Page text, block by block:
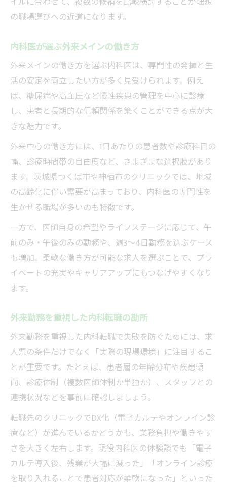
の職場選びへの近道になります。
内科医が選ぶ外来メインの働き方
外来メインの働き方を選ぶ内科医は、専門性の発揮と生
活の安定を両立したい方が多く見受けられます。例え
ば、糖尿病や高血圧など慢性疾患の管理を中心に診療
し、患者と長期的な信頼関係を築くことができる点が大
きな魅力です。
外来中心の働き方には、1日あたりの患者数や診療科目の
幅、診療時間帯の自由度など、さまざまな選択肢があり
ます。茨城県つくば市や神栖市のクリニックでは、地域
の高齢化に伴い需要が高まっており、内科医の専門性を
生かせる職場が多いのも特徴です。
一方で、医師自身の希望やライフステージに応じて、午
前のみ・午後のみの勤務や、週3〜4日勤務を選ぶケース
も増加。柔軟な働き方が可能な求人を選ぶことで、プラ
イベートの充実やキャリアアップにもつなげやすくなり
ます。
外来勤務を重視した内科転職の勘所
外来勤務を重視した内科転職で失敗を防ぐためには、求
人票の条件だけでなく「実際の現場環境」に注目するこ
とが重要です。たとえば、患者層の年齢分布や疾患傾
向、診療体制（複数医師体制か単独か）、スタッフとの
連携状況などを事前に確認しましょう。
転職先のクリニックでDX化（電子カルテやオンライン診
療など）が進んでいるかどうかも、業務負担や働きやす
さを大きく左右します。現役内科医の体験談でも「電子
カルテ導入後、残業が大幅に減った」「オンライン診療
を取り入れることで患者対応が柔軟になった」といった